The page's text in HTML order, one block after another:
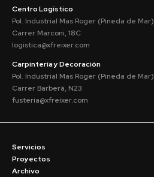
Centro Logístico
Pol. Industrial Mas Roger (Pineda de Mar)
Carrer Marconi, 18C
logistica@xfreixer.com
Carpintería y Decoración
Pol. Industrial Mas Roger (Pineda de Mar)
Carrer Barberà, N23
fusteria@xfreixer.com
Servicios
Proyectos
Archivo